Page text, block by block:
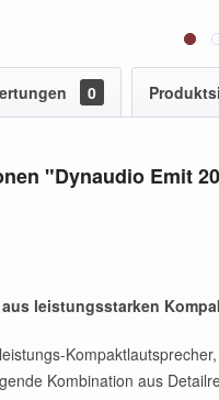
0
"Dynaudio Emit
leistungsstarken
Kombination aus